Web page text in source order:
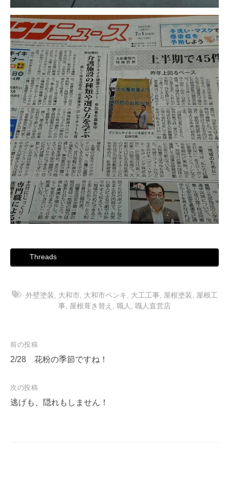
Threads
外壁塗装, 大和市, 大和市ペンキ, 大工工事, 屋根塗装, 屋根工
事, 屋根葺き替え , 職人, 職人直営店
投
稿
ビ
ゲ
前の投稿
2/28 花粉の季節ですね！
次の投稿
逃げも、隠れもしません！